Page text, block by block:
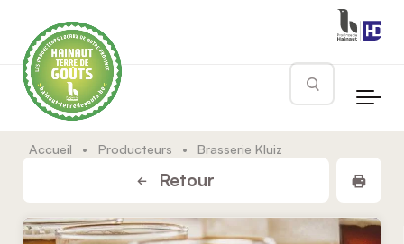
Rechercher
Accueil • Producteurs • Brasserie Kluiz
Retour